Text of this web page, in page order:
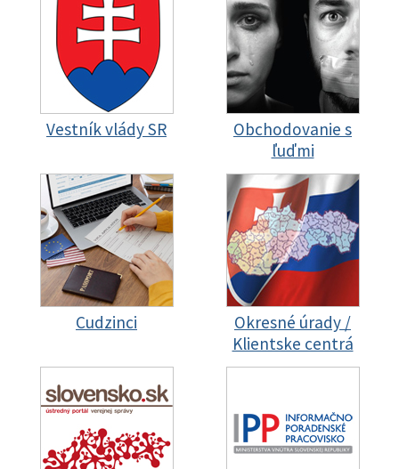
Vestník vlády SR
Obchodovanie s
ľuďmi
Cudzinci
Okresné úrady /
Klientske centrá